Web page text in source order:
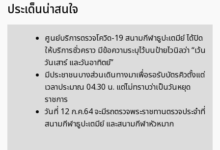
ประเด็นน่าสนใจ
ศูนย์บริการตรวจโควิด-19 สนามกีฬาธูปะเตมีย์ ได้ปิด
ให้บริการชั่วคราว มีข้อความระบุไว้บนป้ายไวนิลว่า “เว้น
วันเสาร์ และวันอาทิตย์”
มีประชาชนบางส่วนเดินทางมาเพื่อรอรับบัตรคิวตั้งแต่
เวลาประมาณ 04.30 น. แต่ไม่ทราบว่าเป็นวันหยุด
ราชการ
วันที่ 12 ก.ค.64 จะมีรถตรวจพระราชทานตรวจประจำที่
สนามกีฬาธูปะเตมีย์ และสนามกีฬาหัวหมาก